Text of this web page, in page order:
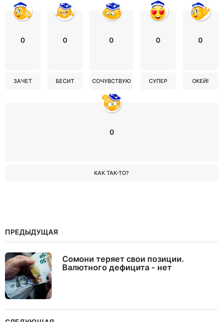
0
ЗАЧЕТ
0
БЕСИТ
0
СОЧУВСТВУЮ
0
СУПЕР
0
ОКЕЙ!
0
КАК ТАК-ТО?
ПРЕДЫДУЩАЯ
Сомони теряет свои позиции.
Валютного дефицита - нет